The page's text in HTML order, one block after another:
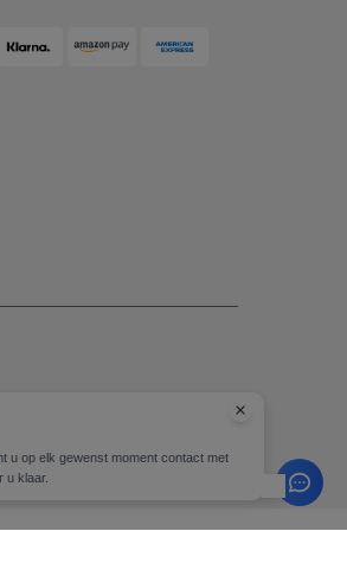
rechten voorbehouden
u op elk gewenst moment contact met
u klaar.